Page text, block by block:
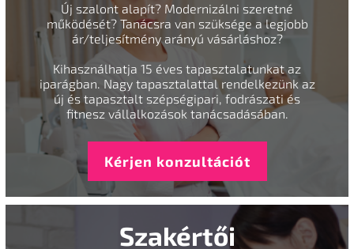
Új szalont alapít? Modernizálni szeretné
működését? Tanácsra van szüksége a legjobb
ár/teljesítmény arányú vásárláshoz?
Kihasználhatja 15 éves tapasztalatunkat az
iparágban. Nagy tapasztalattal rendelkezünk az
új és tapasztalt szépségipari, fodrászati és
fitnesz vállalkozások tanácsadásában.
Kérjen konzultációt
Szakértői